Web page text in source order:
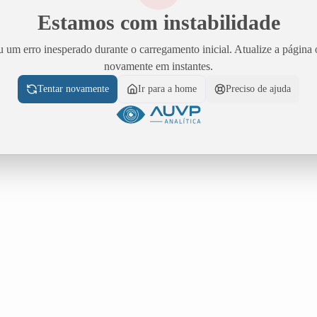
Estamos com instabilidade
um erro inesperado durante o carregamento inicial. Atualize a página
novamente em instantes.
Tentar novamente Ir para a home Preciso de ajuda